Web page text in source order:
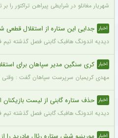
شهریار مغانلو در شرایطی پیراهن تراکتور را
اخبار جدایی این ستاره از استقلال قطعی
دیدیه اندونگ هافبک گابنی فصل گذشته تیم
اخبار کری سنگین مدیر سپاهان برای استقلال
مهدی کریمیان سرپرست سپاهان گفت : وقتی
اخبار حذف ستاره گابنی از لیست بازیکنان
دیدیه اندونگ هافبک گابنی فصل گذشته تیم
اخبار